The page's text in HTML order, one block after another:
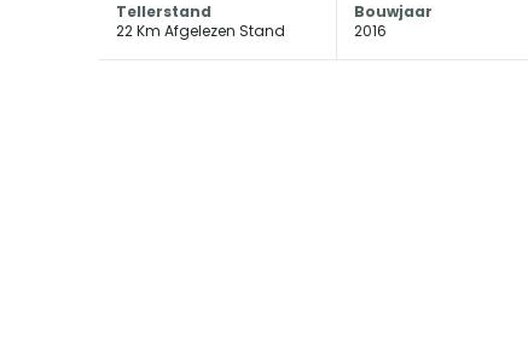
Tellerstand
22 Km Afgelezen Stand
Bouwjaar
2016